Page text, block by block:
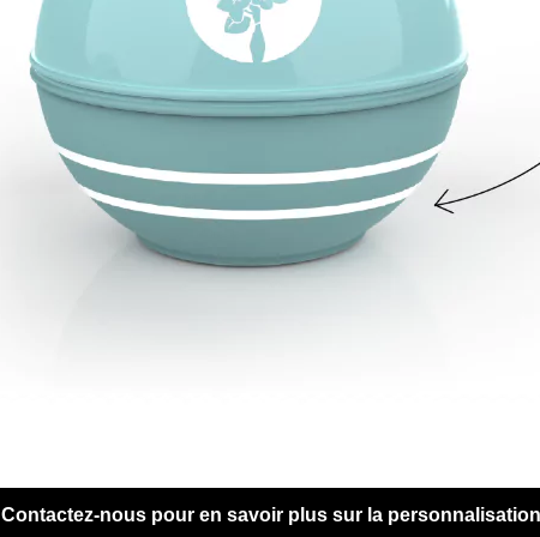
Contactez-nous pour en savoir plus sur la personnalisation